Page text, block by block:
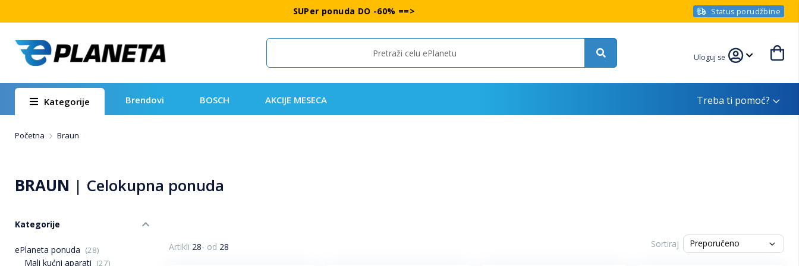
SUPer ponuda DO -60% ==> Status porudžbine
Search Uloguj se
Kategorije Brendovi BOSCH AKCIJE MESECA Treba ti pomoć?
Početna Braun
BRAUN | Celokupna ponuda
Artikli 28- od 28 Sortiraj
Kategorije
ePlaneta ponuda (28)
Mali kućni aparati (27)